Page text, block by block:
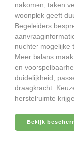
nakomen, taken
woonplek geeft
Begeleiders
nuchter mogelijke
Meer balans
en
duidelijkheid,
draagkracht.
herstelruimte
Bekijk